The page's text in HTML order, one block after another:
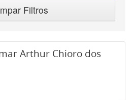
Filtros
Arthur Chioro dos